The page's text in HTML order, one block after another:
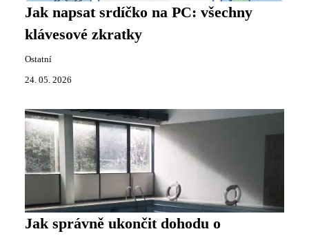
Jak napsat srdíčko na PC: všechny
klávesové zkratky
Ostatní
24. 05. 2026
Jak správně ukončit dohodu o